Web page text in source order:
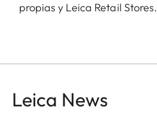
propias y Leica Retail Stores.
Leica News